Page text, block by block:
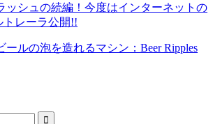
ッシュの続編！今度はインターネットの
トレーラ公開!!
ールの泡を造れるマシン：Beer Ripples